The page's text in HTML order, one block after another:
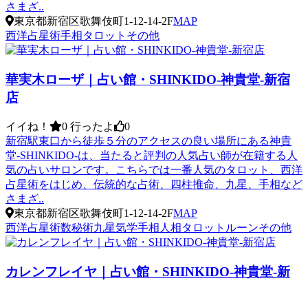
さまざ..
東京都新宿区歌舞伎町1-12-14-2FMAP
西洋占星術手相タロット その他
華実木ローザ｜占い館・SHINKIDO-神貴堂-新宿
店
イイね！ 0 行ったよ
0
新宿駅東口から徒歩５分のアクセスの良い場所にある神貴
堂-SHINKIDO-は、当たると評判の人気占い師が在籍する人
気の占いサロンです。こちらでは一番人気のタロット、西洋
占星術をはじめ、伝統的な占術、四柱推命、九星、手相など
さまざ..
東京都新宿区歌舞伎町1-12-14-2FMAP
西洋占星術数秘術九星気学手相 人相タロット ルーンその他
カレンフレイヤ｜占い館・SHINKIDO-神貴堂-新